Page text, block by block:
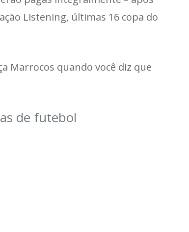
Listening, últimas 16 copa do
Marrocos quando você diz que
de futebol